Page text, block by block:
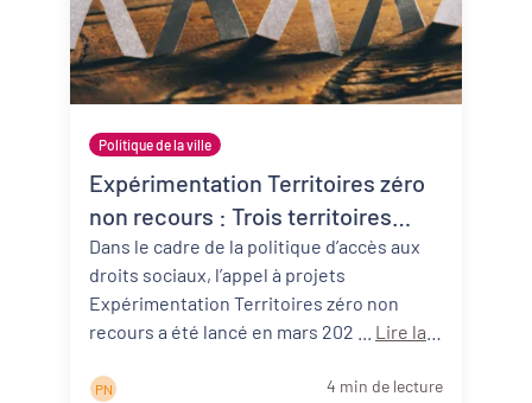
Politique de la ville
Expérimentation Territoires zéro
non recours : Trois territoires
néo-aquitains participants !
Dans le cadre de la politique d’accès aux
droits sociaux, l’appel à projets
Expérimentation Territoires zéro non
Lire la
P N
4 min de lecture